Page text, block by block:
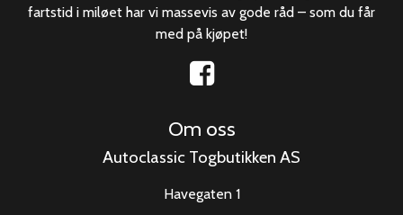
fartstid i miløet har vi massevis av gode råd – som du får
med på kjøpet!
Om oss
Autoclassic Togbutikken AS
Havegaten 1